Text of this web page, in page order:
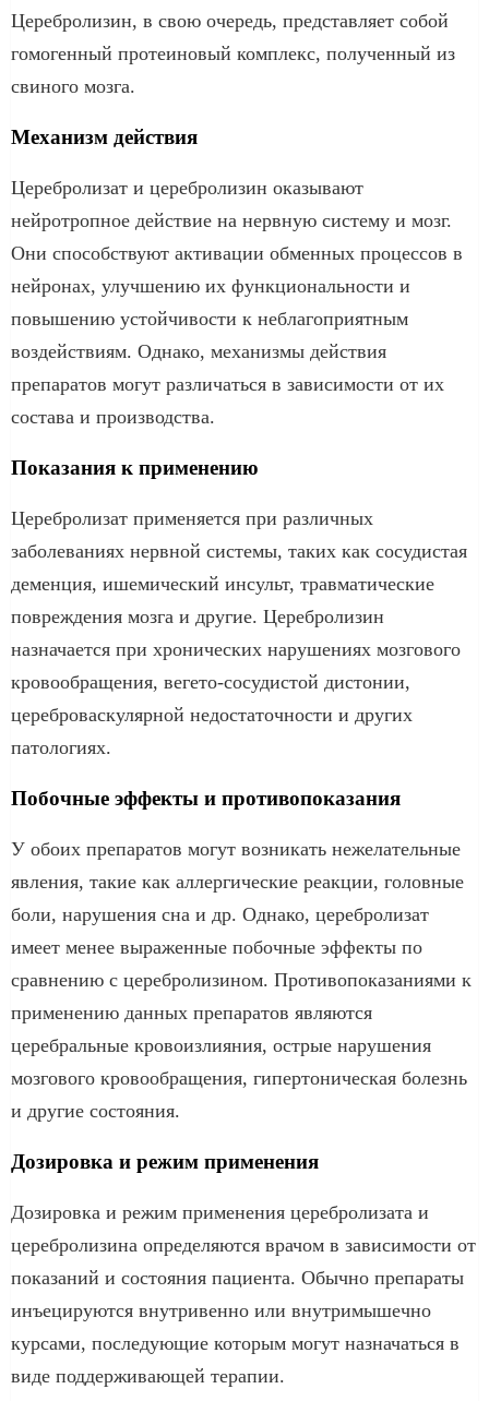
Церебролизин, в свою очередь, представляет собой
гомогенный протеиновый комплекс, полученный из
свиного мозга.
Механизм действия
Церебролизат и церебролизин оказывают
нейротропное действие на нервную систему и мозг.
Они способствуют активации обменных процессов в
нейронах, улучшению их функциональности и
повышению устойчивости к неблагоприятным
воздействиям. Однако, механизмы действия
препаратов могут различаться в зависимости от их
состава и производства.
Показания к применению
Церебролизат применяется при различных
заболеваниях нервной системы, таких как сосудистая
деменция, ишемический инсульт, травматические
повреждения мозга и другие. Церебролизин
назначается при хронических нарушениях мозгового
кровообращения, вегето-сосудистой дистонии,
цереброваскулярной недостаточности и других
патологиях.
Побочные эффекты и противопоказания
У обоих препаратов могут возникать нежелательные
явления, такие как аллергические реакции, головные
боли, нарушения сна и др. Однако, церебролизат
имеет менее выраженные побочные эффекты по
сравнению с церебролизином. Противопоказаниями к
применению данных препаратов являются
церебральные кровоизлияния, острые нарушения
мозгового кровообращения, гипертоническая болезнь
и другие состояния.
Дозировка и режим применения
Дозировка и режим применения церебролизата и
церебролизина определяются врачом в зависимости от
показаний и состояния пациента. Обычно препараты
инъецируются внутривенно или внутримышечно
курсами, последующие которым могут назначаться в
виде поддерживающей терапии.